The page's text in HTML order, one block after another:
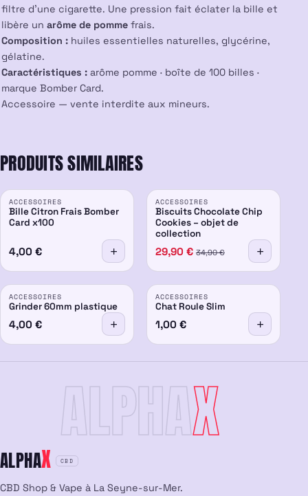
filtre d’une cigarette. Une pression fait éclater la bille et
libère un arôme de pomme frais.
Composition : huiles essentielles naturelles, glycérine,
gélatine.
Caractéristiques : arôme pomme · boîte de 100 billes ·
marque Bomber Card.
Accessoire — vente interdite aux mineurs.
PRODUITS SIMILAIRES
ACCESSOIRES
Bille Citron Frais Bomber
Card x100
4,00 €
ACCESSOIRES
Biscuits Chocolate Chip
Cookies – objet de
collection
29,90 € 34,90€
ACCESSOIRES
Grinder 60mm plastique
4,00 €
ACCESSOIRES
Chat Roule Slim
1,00 €
ALPHAX
ALPHAX CBD
CBD Shop & Vape à La Seyne-sur-Mer.